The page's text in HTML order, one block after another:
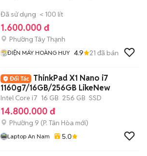
Đã sử dụng < 100 lít
1.600.000 đ
Phường Tây Thạnh
ĐIỆN MÁY HOÀNG HUY 4.9 21 đã bán
ThinkPad X1 Nano i7
1160g7/16GB/256GB LikeNew
Intel Core i7 16 GB 256 GB SSD
14.800.000 đ
Phường 9 (P. Tân Hòa mới)
Laptop An Nam 5.0